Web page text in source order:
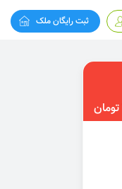
ثبت رایگان ملک